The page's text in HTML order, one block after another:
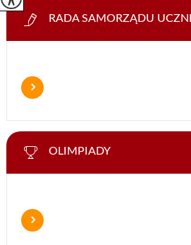
RADA SAMORZĄDU
OLIMPIADY